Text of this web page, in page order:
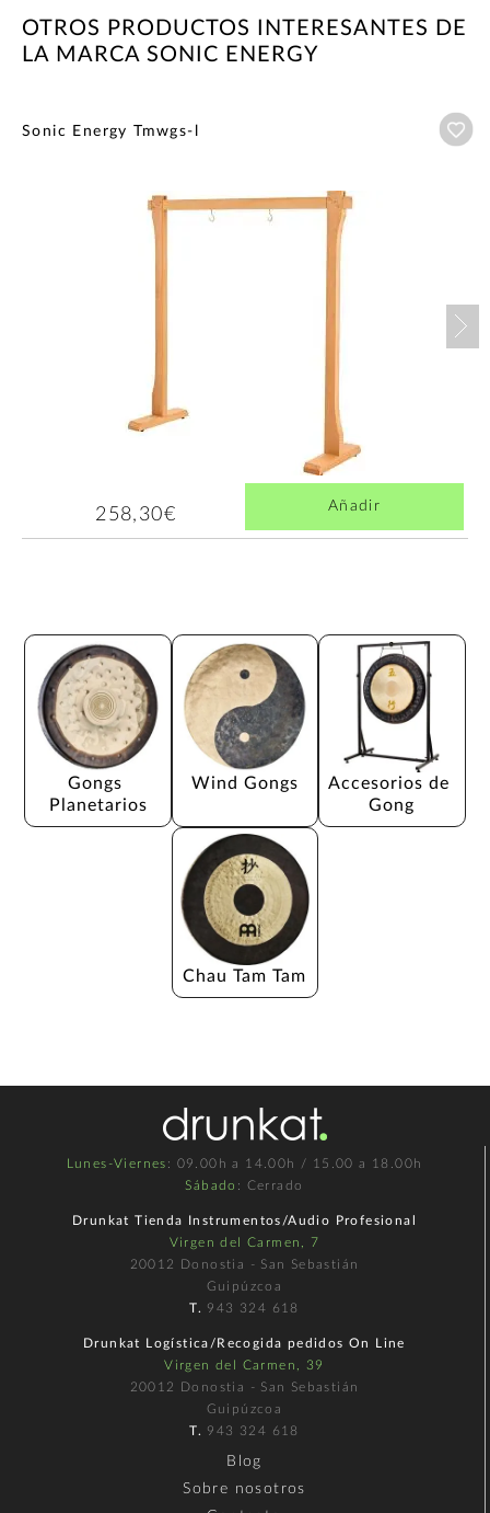
OTROS PRODUCTOS INTERESANTES DE
LA MARCA SONIC ENERGY
Sonic Energy Tmwgs-l
258,30€ Añadir
Gongs
Planetarios
Wind Gongs
Accesorios de
Gong
Chau Tam Tam
Lunes-Viernes : 09.00h a 14.00h / 15.00 a 18.00h
Sábado : Cerrado
Drunkat Tienda Instrumentos/Audio Profesional
Virgen del Carmen, 7
20012 Donostia - San Sebastián
Guipúzcoa
T. 943 324 618
Drunkat Logística/Recogida pedidos On Line
Virgen del Carmen, 39
20012 Donostia - San Sebastián
Guipúzcoa
T. 943 324 618
Blog
Sobre nosotros